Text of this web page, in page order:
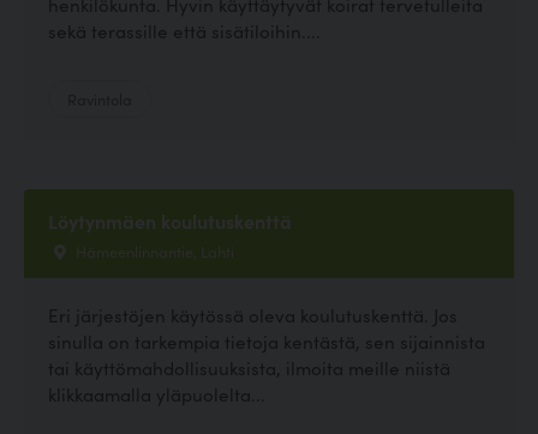
sekä terassille että sisätiloihin....
Löytynmäen koulutuskenttä
Hämeenlinnantie, Lahti
Eri järjestöjen käytössä oleva koulutuskenttä. Jos
sinulla on tarkempia tietoja kentästä, sen sijainnista
tai käyttömahdollisuuksista, ilmoita meille niistä
klikkaamalla yläpuolelta...